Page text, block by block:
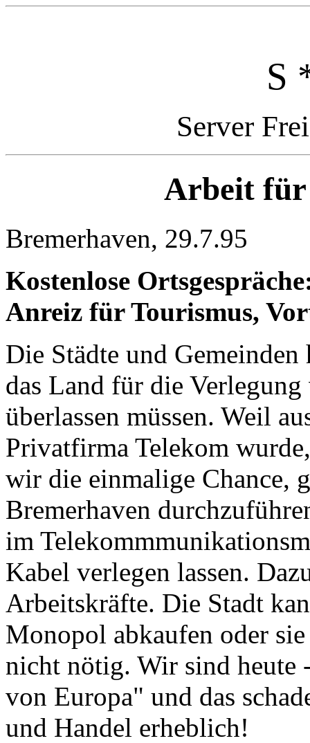
S
Server
Arbeit für
Bremerhaven, 29.7.95
Kostenlose
Anreiz für Tourismus,
Die Städte und Gemeinden
das Land für die
überlassen müssen. Weil
Privatfirma Telekom
wir die einmalige Chance,
Bremerhaven
im
Kabel verlegen lassen.
Arbeitskräfte. Die Stadt
Monopol abkaufen oder
nicht nötig. Wir sind heute
von Europa" und das
und Handel erheblich!